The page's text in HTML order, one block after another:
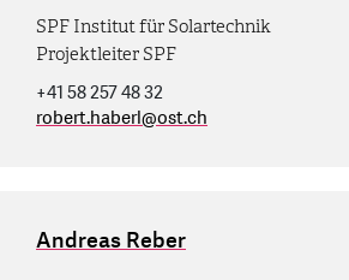
SPF Institut für Solartechnik
Projektleiter SPF
+41 58 257 48 32
robert.haberl@ost.ch
Andreas Reber